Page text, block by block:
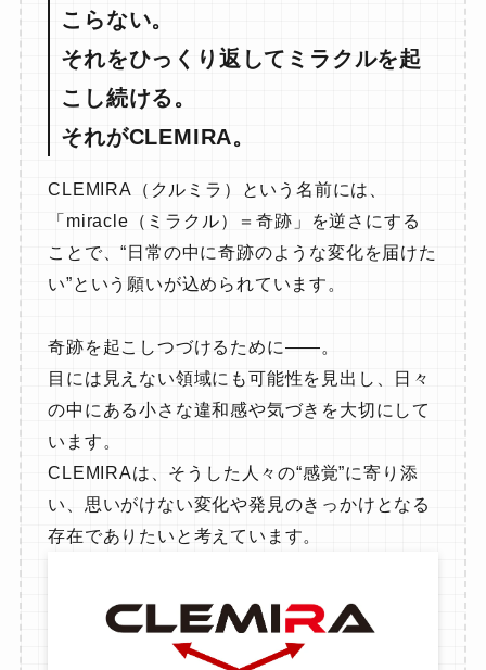
こらない。
それをひっくり返してミラクルを起
こし続ける。
それがCLEMIRA。
CLEMIRA（クルミラ）という名前には、
「miracle（ミラクル）＝奇跡」を逆さにする
ことで、“日常の中に奇跡のような変化を届けた
い”という願いが込められています。
奇跡を起こしつづけるために——。
目には見えない領域にも可能性を見出し、日々
の中にある小さな違和感や気づきを大切にして
います。
CLEMIRAは、そうした人々の“感覚”に寄り添
い、思いがけない変化や発見のきっかけとなる
存在でありたいと考えています。